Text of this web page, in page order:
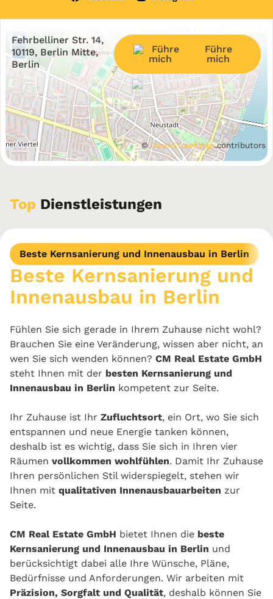
+
−
©OpenStreetMapcontributors
Fehrbelliner Str. 14,
10119, Berlin Mitte,
Berlin
Führe
mich
Top Dienstleistungen
Beste Kernsanierung und Innenausbau in Berlin
Beste Kernsanierung und
Innenausbau in Berlin
Fühlen Sie sich gerade in Ihrem Zuhause nicht wohl?
Brauchen Sie eine Veränderung, wissen aber nicht, an
wen Sie sich wenden können? CM Real Estate GmbH
steht Ihnen mit der besten Kernsanierung und
Innenausbau in Berlin kompetent zur Seite.
Ihr Zuhause ist Ihr Zufluchtsort, ein Ort, wo Sie sich
entspannen und neue Energie tanken können,
deshalb ist es wichtig, dass Sie sich in Ihren vier
Räumen vollkommen wohlfühlen. Damit Ihr Zuhause
Ihren persönlichen Stil widerspiegelt, stehen wir
Ihnen mit qualitativen Innenausbauarbeiten zur
Seite.
CM Real Estate GmbH bietet Ihnen die beste
Kernsanierung und Innenausbau in Berlin und
berücksichtigt dabei alle Ihre Wünsche, Pläne,
Bedürfnisse und Anforderungen. Wir arbeiten mit
Präzision, Sorgfalt und Qualität, deshalb können Sie